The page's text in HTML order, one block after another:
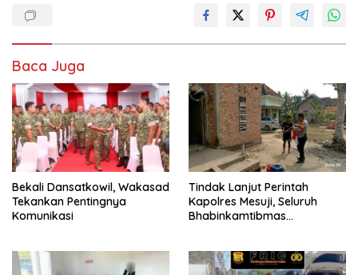
Baca Juga
Bekali Dansatkowil, Wakasad
Tekankan Pentingnya
Komunikasi
Tindak Lanjut Perintah
Kapolres Mesuji, Seluruh
Bhabinkamtibmas
Masyarakat